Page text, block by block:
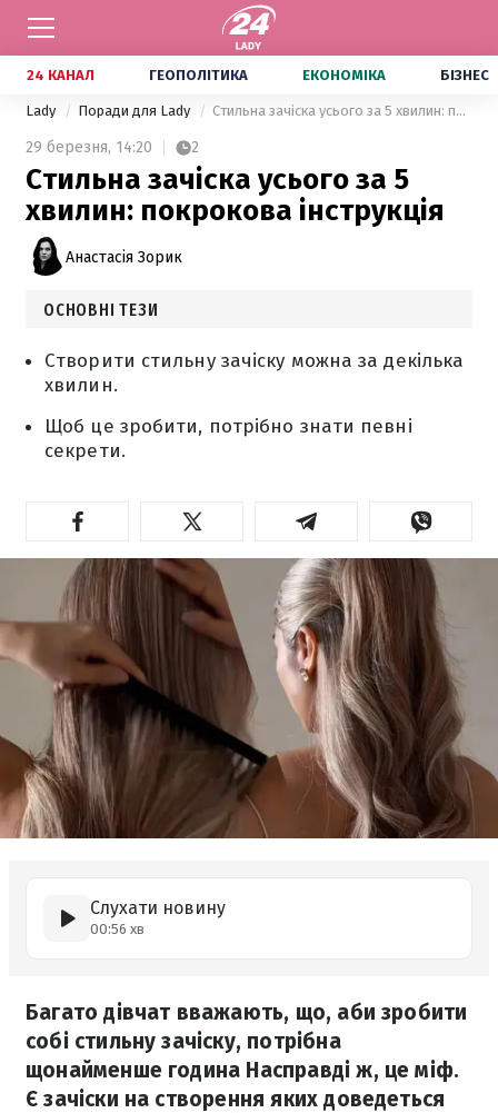
24 КАНАЛ ГЕОПОЛІТИКА ЕКОНОМІКА БІЗНЕС
Lady Поради для Lady Стильна зачіска усього за 5 хвилин: покрокова інструкція
29 березня, 14:20 2
Стильна зачіска усього за 5
хвилин: покрокова інструкція
Анастасія Зорик
ОСНОВНІ ТЕЗИ
Створити стильну зачіску можна за декілька
хвилин.
Щоб це зробити, потрібно знати певні
секрети.
Слухати новину
00:56 хв
Багато дівчат вважають, що, аби зробити
собі стильну зачіску, потрібна
щонайменше година Насправді ж, це міф.
Є зачіски на створення яких доведеться